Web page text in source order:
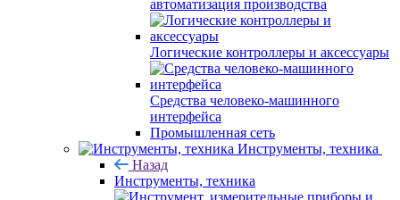
автоматизация производства
Логические контроллеры и аксессуары
Средства человеко-машинного
интерфейса
Промышленная сеть
Инструменты, техника
Назад
Инструменты, техника